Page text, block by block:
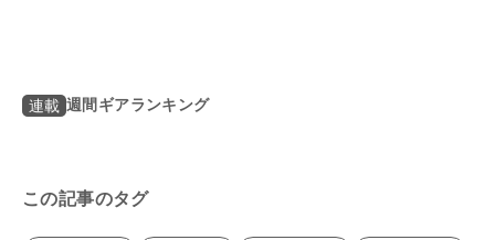
連載 週間ギアランキング
この記事のタグ